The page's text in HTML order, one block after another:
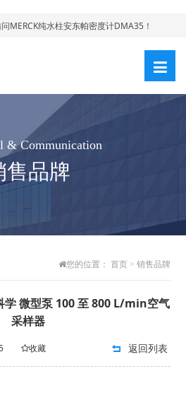
MERCK纯水柱安东帕密度计DMA35！
& Communication
售品牌
您的位置： 首页> 销售品牌
学 微型泵 100 至 800 L/min空气
采样器
收藏 返回列表